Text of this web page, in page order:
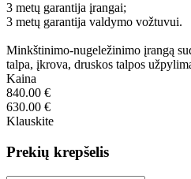
3 metų garantija įrangai;
3 metų garantija valdymo vožtuvui.
Minkštinimo-nugeležinimo įrangą
talpa, įkrova, druskos talpos
Kaina
840.00 €
630.00 €
Klauskite
Prekių krepšelis